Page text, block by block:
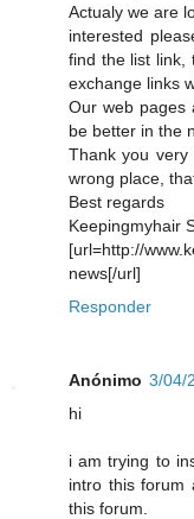
Actualy we are
interested
find the list link,
exchange links
Our web pages
be better in the
Thank you
wrong place,
Best regards
Keepingmyhair
[url=http://
news[/url]
Responder
Anónimo 3/04/
hi
i am trying to
intro this forum
this forum.